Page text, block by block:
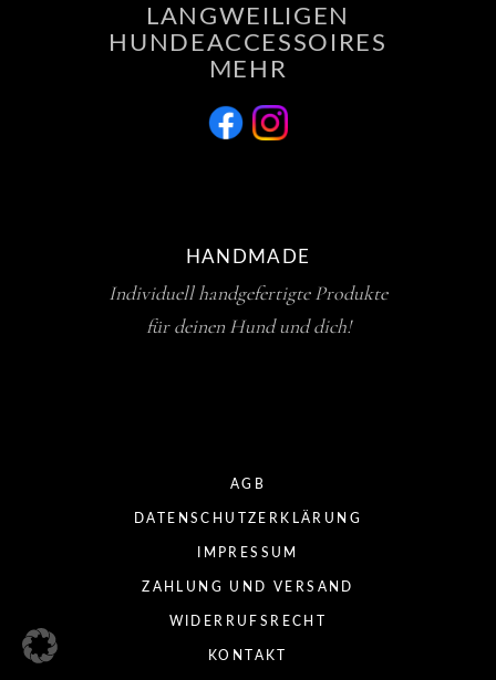
LANGWEILIGEN
HUNDEACCESSOIRES
MEHR
HANDMADE
Individuell handgefertigte Produkte
für deinen Hund und dich!
AGB
DATENSCHUTZERKLÄRUNG
IMPRESSUM
ZAHLUNG UND VERSAND
WIDERRUFSRECHT
KONTAKT